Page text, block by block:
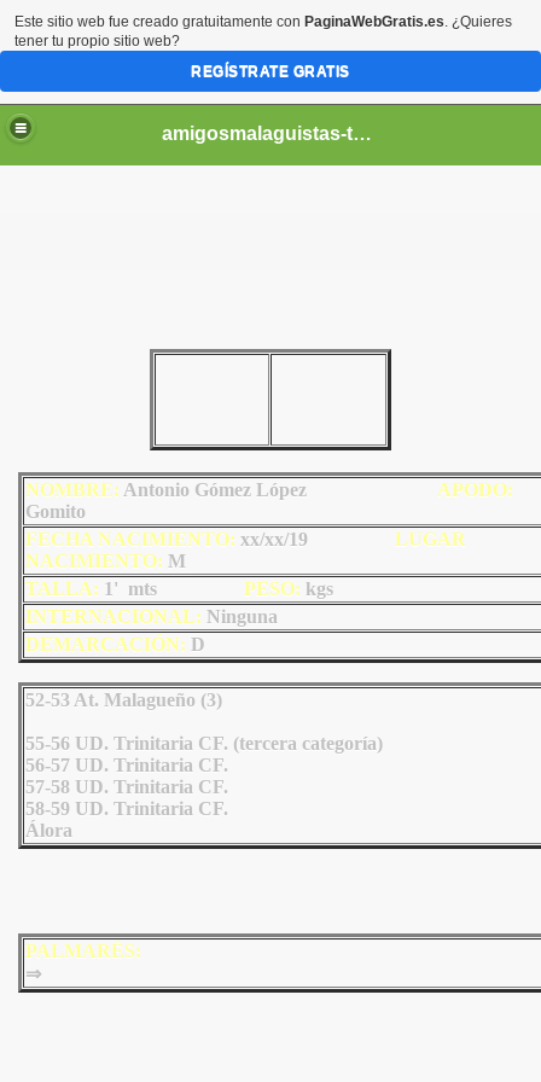
amigosmalaguistas-temporadas
NOMBRE: Antonio Gómez López APODO:
Gomito
FECHA NACIMIENTO: xx/xx/19 LUGAR
NACIMIENTO: M
TALLA: 1' mts PESO: kgs
INTERNACIONAL: Ninguna
DEMARCACIÓN: D
52-53 At. Malagueño (3)
55-56 UD. Trinitaria CF. (tercera categoría)
56-57 UD. Trinitaria CF.
57-58 UD. Trinitaria CF.
58-59 UD. Trinitaria CF.
Álora
PALMARÉS:
⇒
Este sitio web fue creado gratuitamente con PaginaWebGratis.es. ¿Quieres
tener tu propio sitio web?
REGÍSTRATE GRATIS